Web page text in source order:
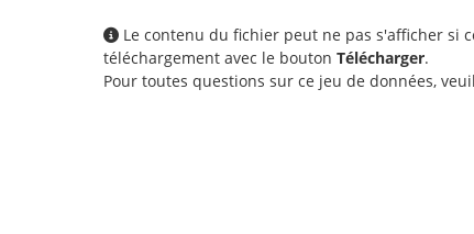
Le contenu du fichier peut ne pas s'afficher si
téléchargement avec le bouton Télécharger.
Pour toutes questions sur ce jeu de données,